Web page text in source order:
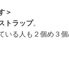
＞
トラップ。
いる人も２個め３